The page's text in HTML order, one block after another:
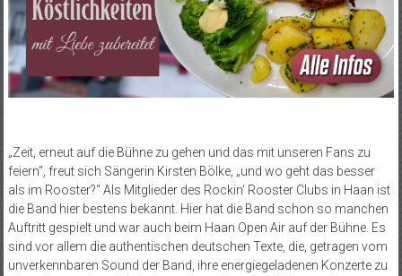
„Zeit, erneut auf die Bühne zu gehen und das mit unseren Fans zu
feiern“, freut sich Sängerin Kirsten Bölke, „und wo geht das besser
als im Rooster?“ Als Mitglieder des Rockin‘ Rooster Clubs in Haan ist
die Band hier bestens bekannt. Hier hat die Band schon so manchen
Auftritt gespielt und war auch beim Haan Open Air auf der Bühne. Es
sind vor allem die authentischen deutschen Texte, die, getragen vom
unverkennbaren Sound der Band, ihre energiegeladenen Konzerte zu